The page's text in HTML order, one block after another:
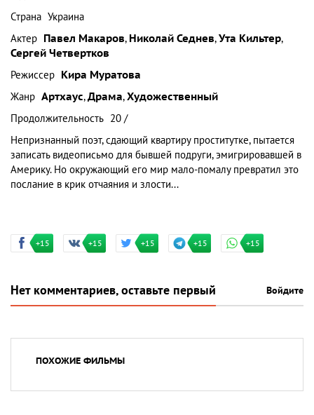
Страна Украина
Актер Павел Макаров, Николай Седнев,Ута Кильтер,
Сергей Четвертков
Режиссер Кира Муратова
Жанр Артхаус,Драма,Художественный
Продолжительность 20 /
Непризнанный поэт, сдающий квартиру проститутке, пытается
записать видеописьмо для бывшей подруги, эмигрировавшей в
Америку. Но окружающий его мир мало-помалу превратил это
послание в крик отчаяния и злости...
+15 +15 +15 +15 +15
Нет комментариев, оставьте первый Войдите
ПОХОЖИЕ ФИЛЬМЫ